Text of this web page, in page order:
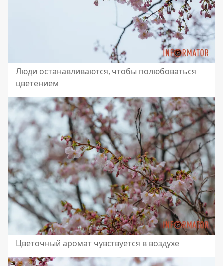
Люди останавливаются, чтобы полюбоваться
цветением
Цветочный аромат чувствуется в воздухе